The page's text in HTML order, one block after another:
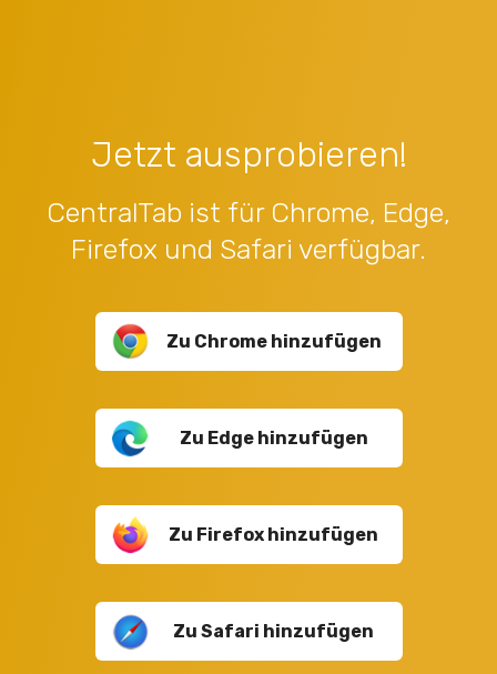
Jetzt ausprobieren!
CentralTab ist für Chrome, Edge,
Firefox und Safari verfügbar.
Zu Chrome hinzufügen
Zu Edge hinzufügen
Zu Firefox hinzufügen
Zu Safari hinzufügen